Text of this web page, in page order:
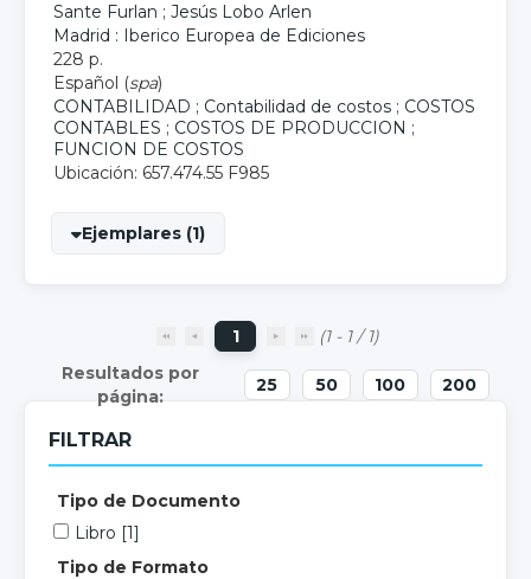
Sante Furlan ; Jesús Lobo Arlen
Madrid : Iberico Europea de Ediciones
228 p.
Español (spa)
CONTABILIDAD ; Contabilidad de costos ; COSTOS
CONTABLES ; COSTOS DE PRODUCCION ;
FUNCION DE COSTOS
Ubicación: 657.474.55 F985
Ejemplares (1)
1 (1 - 1 / 1)
25 50 100 200
FILTRAR
Tipo de Documento
Libro [1]
Tipo de Formato